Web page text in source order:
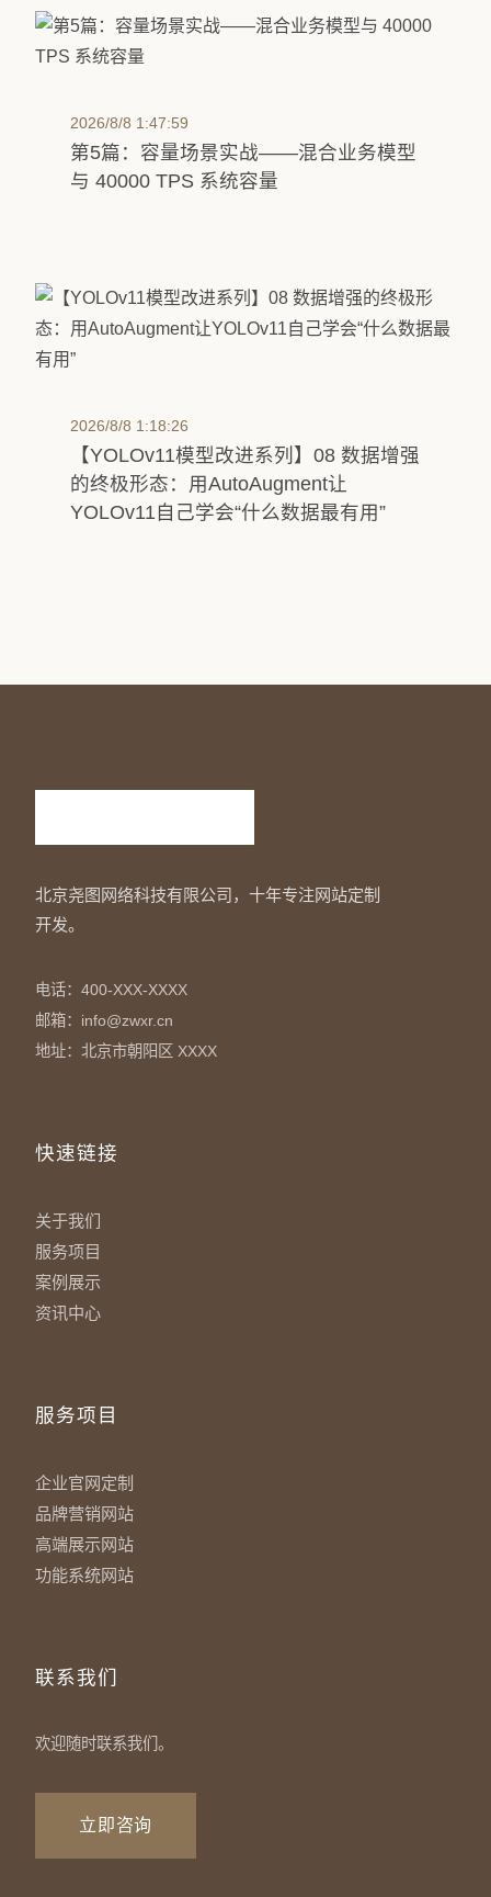
2026/8/8 1:47:59
第5篇：容量场景实战——混合业务模型
与 40000 TPS 系统容量
2026/8/8 1:18:26
【YOLOv11模型改进系列】08 数据增强
的终极形态：用AutoAugment让
YOLOv11自己学会“什么数据最有用”
北京尧图网络科技有限公司，十年专注网站定制
开发。
电话：400-XXX-XXXX
邮箱：info@zwxr.cn
地址：北京市朝阳区 XXXX
快速链接
关于我们
服务项目
案例展示
资讯中心
服务项目
企业官网定制
品牌营销网站
高端展示网站
功能系统网站
联系我们
欢迎随时联系我们。
立即咨询